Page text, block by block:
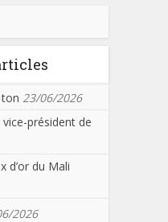
ton 23/06/2026
président de
d’or du Mali
2026